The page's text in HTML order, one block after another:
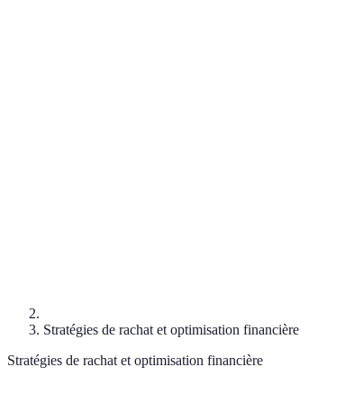
Stratégies de rachat et optimisation financière
Stratégies de rachat et optimisation financière